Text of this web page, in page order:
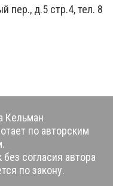
пер., д.5 стр.4, тел. 8
Кельман
по авторским
согласия автора
по закону.